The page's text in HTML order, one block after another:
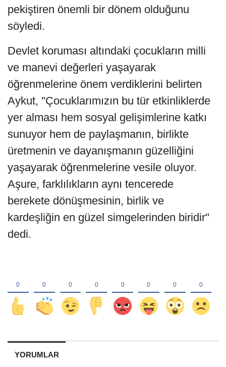
pekiştiren önemli bir dönem olduğunu
söyledi.
Devlet koruması altındaki çocukların milli
ve manevi değerleri yaşayarak
öğrenmelerine önem verdiklerini belirten
Aykut, "Çocuklarımızın bu tür etkinliklerde
yer alması hem sosyal gelişimlerine katkı
sunuyor hem de paylaşmanın, birlikte
üretmenin ve dayanışmanın güzelliğini
yaşayarak öğrenmelerine vesile oluyor.
Aşure, farklılıkların aynı tencerede
berekete dönüşmesinin, birlik ve
kardeşliğin en güzel simgelerinden biridir"
dedi.
YORUMLAR